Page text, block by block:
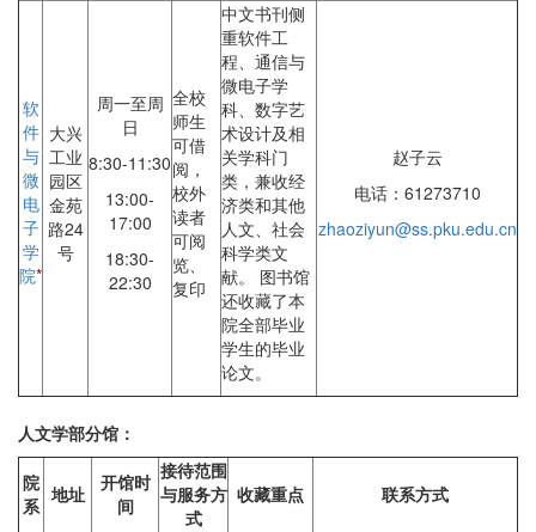
软
件
与
微
电
子
学
院*
大兴
工业
园区
金苑
路24
号
周一至周
日
8:30-11:30
13:00-
17:00
18:30-
22:30
全校
师生
可借
阅，
校外
读者
可阅
览、
复印
中文书刊侧
重软件工
程、通信与
微电子学
科、数字艺
术设计及相
关学科门
类，兼收经
济类和其他
人文、社会
科学类文
献。 图书馆
还收藏了本
院全部毕业
学生的毕业
论文。
赵子云
电话：61273710
zhaoziyun@ss.pku.edu.cn
人文学部分馆：
院
系 地址
开馆时
间
接待范围
与服务方
式
收藏重点 联系方式